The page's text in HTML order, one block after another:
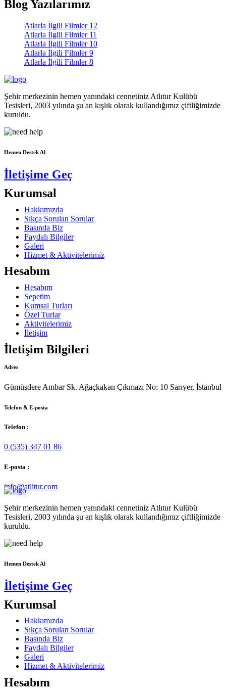
Blog Yazılarımız
Atlarla İlgili Filmler 12
Atlarla İlgili Filmler 11
Atlarla İlgili Filmler 10
Atlarla İlgili Filmler 9
Atlarla İlgili Filmler 8
Şehir merkezinin hemen yanındaki cennetiniz Atlıtur Kulübü
Tesisleri, 2003 yılında şu an kışlık olarak kullandığımız çiftliğimizde
kuruldu.
Hemen Destek Al
İletişime Geç
Kurumsal
Hakkımızda
Sıkça Sorulan Sorular
Basında Biz
Faydalı Bilgiler
Galeri
Hizmet & Aktivitelerimiz
Hesabım
Hesabım
Sepetim
Kumsal Turları
Özel Turlar
Aktivitelerimiz
İletişim
İletişim Bilgileri
Adres
Gümüşdere Ambar Sk. Ağaçkakan Çıkmazı No: 10 Sarıyer, İstanbul
Telefon & E-posta
Telefon :
0 (535) 347 01 86
E-posta :
info@atlitur.com
Şehir merkezinin hemen yanındaki cennetiniz Atlıtur Kulübü
Tesisleri, 2003 yılında şu an kışlık olarak kullandığımız çiftliğimizde
kuruldu.
Hemen Destek Al
İletişime Geç
Kurumsal
Hakkımızda
Sıkça Sorulan Sorular
Basında Biz
Faydalı Bilgiler
Galeri
Hizmet & Aktivitelerimiz
Hesabım